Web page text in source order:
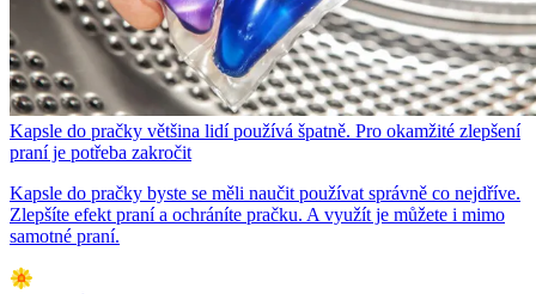
Kapsle do pračky většina lidí používá špatně. Pro okamžité zlepšení
praní je potřeba zakročit
Kapsle do pračky byste se měli naučit používat správně co nejdříve.
Zlepšíte efekt praní a ochráníte pračku. A využít je můžete i mimo
samotné praní.